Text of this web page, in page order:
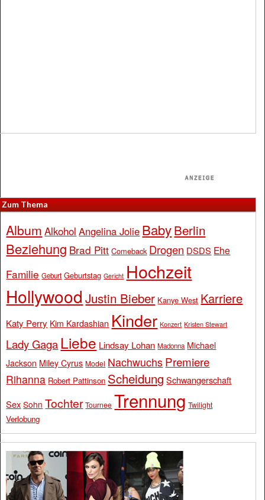
Zum Thema
Album Alkohol Angelina Jolie BabyBerlin
Beziehung Brad Pitt Comeback Drogen DSDS Ehe
Familie Geburt Geburtstag Gericht Hochzeit
Hollywood Justin Bieber Kanye West Karriere
Katy Perry Kim Kardashian Kinder Konzert Kristen Stewart
Lady Gaga Liebe Lindsay Lohan Madonna Michael
Jackson Miley Cyrus Model Nachwuchs Premiere
Rihanna Robert Pattinson Scheidung Schwangerschaft
Sex Sohn Tochter Tournee Trennung Twilight
Verlobung